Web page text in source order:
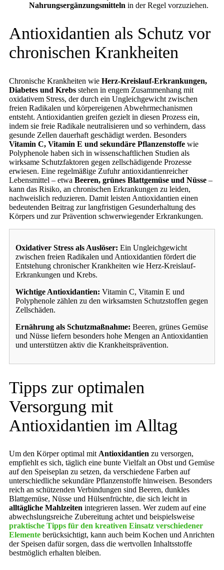
Nahrungsergänzungsmitteln in der Regel vorzuziehen.
Antioxidantien als Schutz vor
chronischen Krankheiten
Chronische Krankheiten wie Herz-Kreislauf-Erkrankungen,
Diabetes und Krebs stehen in engem Zusammenhang mit
oxidativem Stress, der durch ein Ungleichgewicht zwischen
freien Radikalen und körpereigenen Abwehrmechanismen
entsteht. Antioxidantien greifen gezielt in diesen Prozess ein,
indem sie freie Radikale neutralisieren und so verhindern, dass
gesunde Zellen dauerhaft geschädigt werden. Besonders
Vitamin C, Vitamin E und sekundäre Pflanzenstoffe wie
Polyphenole haben sich in wissenschaftlichen Studien als
wirksame Schutzfaktoren gegen zellschädigende Prozesse
erwiesen. Eine regelmäßige Zufuhr antioxidantienreicher
Lebensmittel – etwa Beeren, grünes Blattgemüse und Nüsse –
kann das Risiko, an chronischen Erkrankungen zu leiden,
nachweislich reduzieren. Damit leisten Antioxidantien einen
bedeutenden Beitrag zur langfristigen Gesunderhaltung des
Körpers und zur Prävention schwerwiegender Erkrankungen.
Oxidativer Stress als Auslöser: Ein Ungleichgewicht
zwischen freien Radikalen und Antioxidantien fördert die
Entstehung chronischer Krankheiten wie Herz-Kreislauf-
Erkrankungen und Krebs.
Wichtige Antioxidantien: Vitamin C, Vitamin E und
Polyphenole zählen zu den wirksamsten Schutzstoffen gegen
Zellschäden.
Ernährung als Schutzmaßnahme: Beeren, grünes Gemüse
und Nüsse liefern besonders hohe Mengen an Antioxidantien
und unterstützen aktiv die Krankheitsprävention.
Tipps zur optimalen
Versorgung mit
Antioxidantien im Alltag
Um den Körper optimal mit Antioxidantien zu versorgen,
empfiehlt es sich, täglich eine bunte Vielfalt an Obst und Gemüse
auf den Speiseplan zu setzen, da verschiedene Farben auf
unterschiedliche sekundäre Pflanzenstoffe hinweisen. Besonders
reich an schützenden Verbindungen sind Beeren, dunkles
Blattgemüse, Nüsse und Hülsenfrüchte, die sich leicht in
alltägliche Mahlzeiten integrieren lassen. Wer zudem auf eine
abwechslungsreiche Zubereitung achtet und beispielsweise
praktische Tipps für den kreativen Einsatz verschiedener
Elemente berücksichtigt, kann auch beim Kochen und Anrichten
der Speisen dafür sorgen, dass die wertvollen Inhaltsstoffe
bestmöglich erhalten bleiben.